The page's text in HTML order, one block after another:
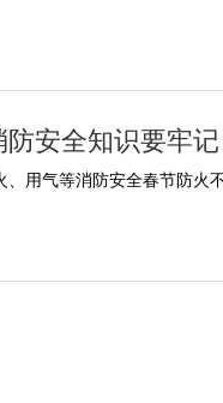
安全知识要牢记
用气等消防安全春节防火